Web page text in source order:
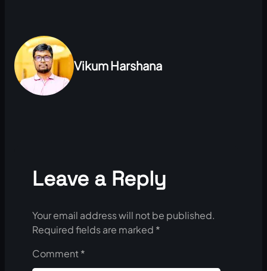
Vikum Harshana
Leave a Reply
Your email address will not be published.
Required fields are marked *
Comment*